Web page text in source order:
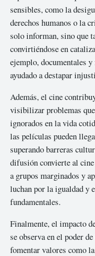
sensibles, como la
derechos humanos o la
solo informan, sino que
convirtiéndose en
ejemplo, documentales y
ayudado a destapar
Además, el cine
visibilizar problemas
ignorados en la vida
las películas pueden
superando barreras
difusión convierte al
a grupos marginados y
luchan por la igualdad y
fundamentales.
Finalmente, el impacto
se observa en el poder
fomentar valores como